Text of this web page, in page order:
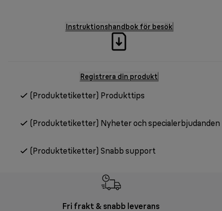
Instruktionshandbok för besök
Registrera din produkt
(Produktetiketter) Produkttips
(Produktetiketter) Nyheter och specialerbjudanden
(Produktetiketter) Snabb support
Fri frakt & snabb leverans